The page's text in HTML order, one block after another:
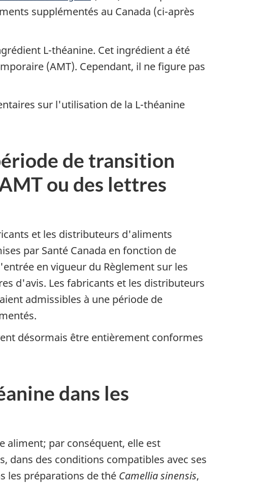
supplémentés au Canada (ci-après
L-théanine. Cet ingrédient a été
(AMT). Cependant, il ne figure pas
sur l'utilisation de la L-théanine
de transition
ou des lettres
et les distributeurs d'aliments
par Santé Canada en fonction de
en vigueur du Règlement sur les
d'avis. Les fabricants et les distributeurs
admissibles à une période de
désormais être entièrement conformes
dans les
aliment; par conséquent, elle est
dans des conditions compatibles avec ses
les préparations de thé Camellia sinensis,